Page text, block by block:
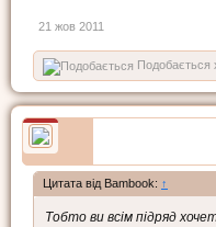
21 жов 2011
Подобається
Цитата від Bambook: ↑
Тобто ви всім підряд